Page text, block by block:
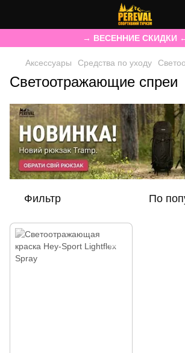
→ ВЕСЕННИЕ СКИДКИ
Аксессуары Средства по уходу
Светоотражающие спреи
Фильтр По